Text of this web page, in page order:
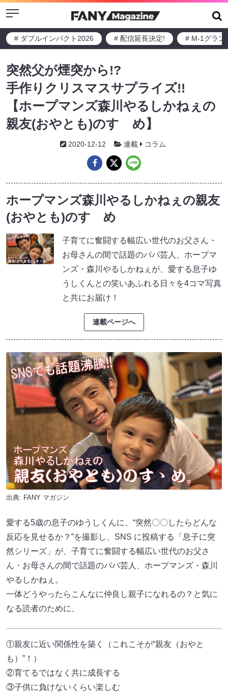
Menu
# ダブルインパクト2026 # 配信延長決定! # M-1グラン
突然父が煙突から!?
手作りクリスマスサプライズ!!
【ホープマンズ森川やるしかねぇの
親友(おやとも)のすゝめ】
2020-12-12 連載 コラム
ホープマンズ森川やるしかねぇの親友
(おやとも)のすゝめ
子育てに奮闘する幅広い世代のお父さん・
お母さんの間で話題のパパ芸人、ホープマ
ンズ・森川やるしかねぇが、愛する息子ゆ
うしくんとの笑いあふれる日々を4コマ写真
と共にお届け！
連載ページへ
出典: FANY マガジン
愛する5歳の息子のゆうしくんに、“突然〇〇したらどんな
反応を見せるか？”を撮影し、SNS に投稿する「息子に突
然シリーズ」が、子育てに奮闘する幅広い世代のお父さ
ん・お母さんの間で話題のパパ芸人、ホープマンズ・森川
やるしかねぇ。
一体どうやったらこんなに仲良し親子になれるの？と気に
なる読者のために、
①親友に近い関係性を築く（これこそが“親友（おやと
も）”！）
②育てるではなく共に成長する
③子供に負けないくらい楽しむ